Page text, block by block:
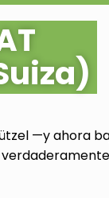
—y ahora